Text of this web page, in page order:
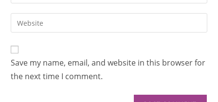
Save my name, email, and website in this browser for
the next time I comment.